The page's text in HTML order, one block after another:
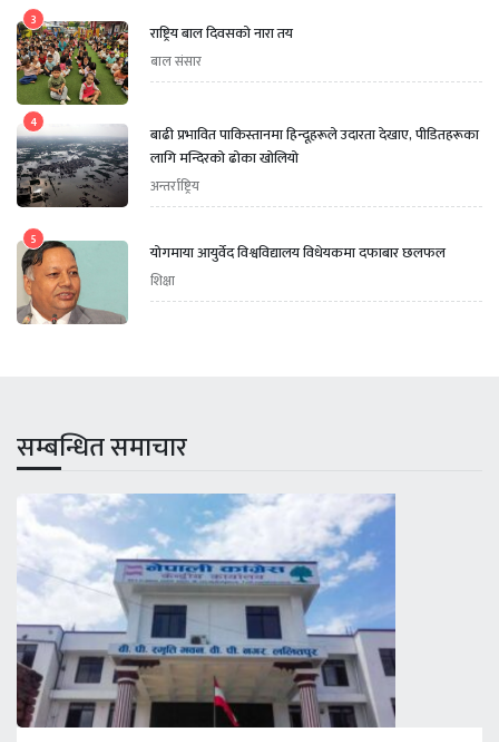
3
राष्ट्रिय बाल दिवसको नारा तय
बाल संसार
4
बाढी प्रभावित पाकिस्तानमा हिन्दूहरूले उदारता देखाए, पीडितहरूका
लागि मन्दिरको ढोका खोलियो
अन्तर्राष्ट्रिय
5
योगमाया आयुर्वेद विश्वविद्यालय विधेयकमा दफाबार छलफल
शिक्षा
सम्बन्धित समाचार